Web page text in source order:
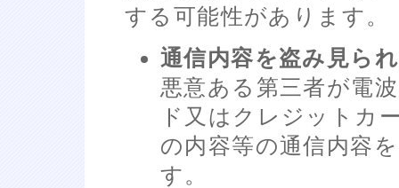
する可能性があります。
通信内容を盗み見ら
悪意ある第三者が電
ド又はクレジットカ
の内容等の通信内容
す。